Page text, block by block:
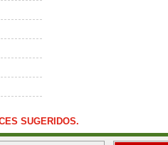
SUGERIDOS.